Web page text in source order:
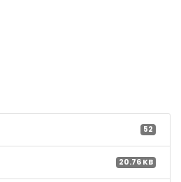
52
20.76 KB